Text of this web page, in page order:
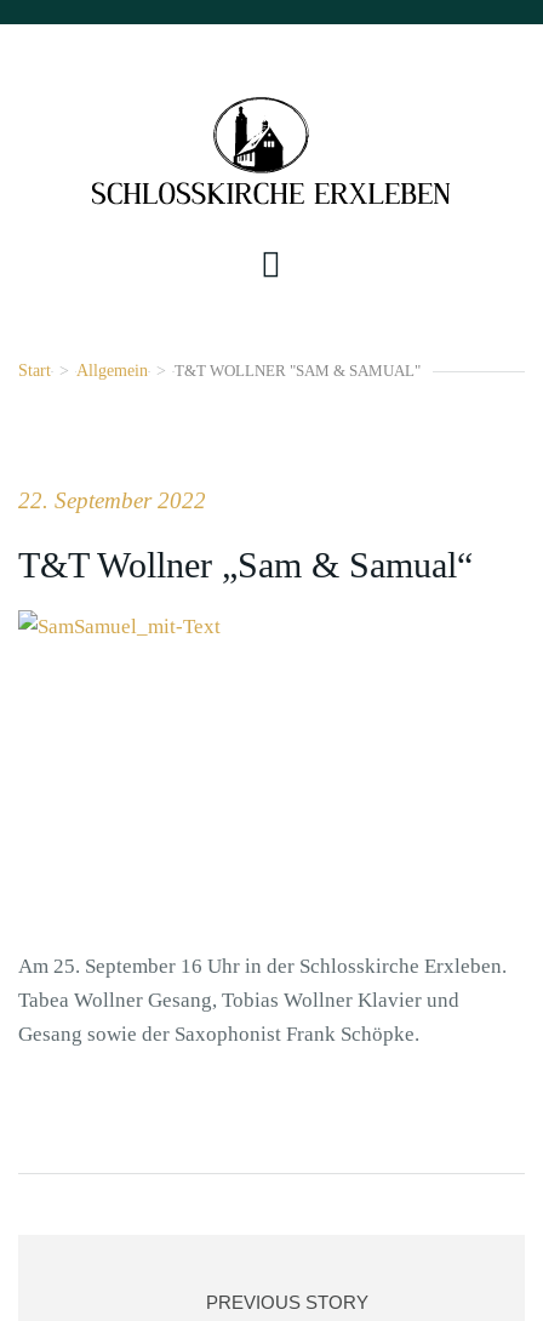
Start > Allgemein > T&T WOLLNER "SAM & SAMUAL"
22. September 2022
T&T Wollner „Sam & Samual“
Am 25. September 16 Uhr in der Schlosskirche Erxleben.
Tabea Wollner Gesang, Tobias Wollner Klavier und
Gesang sowie der Saxophonist Frank Schöpke.
PREVIOUS STORY